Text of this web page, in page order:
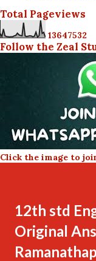
Total Pageviews
13647532
Follow the Zeal
Click the image to
12th std
Original